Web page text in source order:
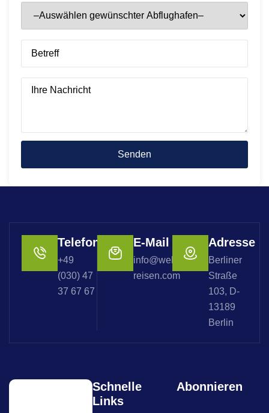
Telefon
+49
(030) 47
37 67 67
E-Mail
info@welterbe-
reisen.com
Adresse
Berliner
Straße
103, D-
13189
Berlin
Schnelle
Links
Abonnieren